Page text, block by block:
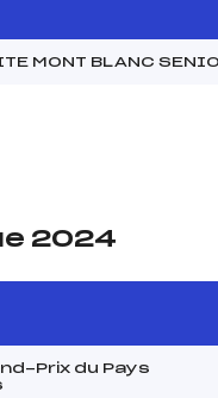
MONT BLANC
2024
Prix du Pays